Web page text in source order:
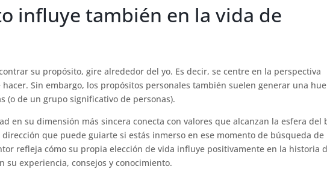
influye también en la vida de
su propósito, gire alrededor del yo. Es decir, se centre en la perspectiva
Sin embargo, los propósitos personales también suelen generar una
(o de un grupo significativo de personas).
en su dimensión más sincera conecta con valores que alcanzan la esfera del
que puede guiarte si estás inmerso en ese momento de búsqueda de
refleja cómo su propia elección de vida influye positivamente en la historia
su experiencia, consejos y conocimiento.